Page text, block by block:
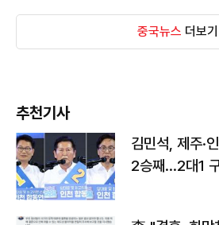
중국뉴스 더보기
추천기사
김민석, 제주·
2승째…2대1